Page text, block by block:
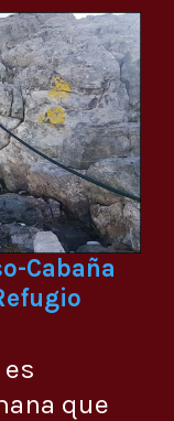
Cabaña
que